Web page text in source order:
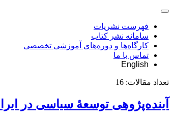
فهرست نشریات
سامانه نشر کتاب
کارگاه‌ها و دوره‌های آموزشی تخصصی
تماس با ما
English
تعداد مقالات: 16
آینده‌پژوهی توسعۀ سیاسی در